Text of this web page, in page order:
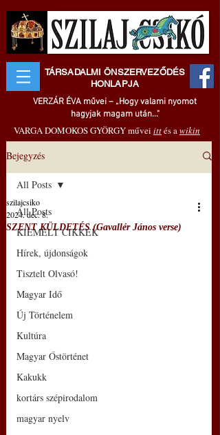
TÁRSADALMI ÖNSZERVEZŐDÉS
HONLAPJA
VERZÁR ÉVA művei – „Hogy valami nyomot
hagyjak magam után..."
VARGA DOMOKOS GYÖRGY művei ittés awikin
Bejegyzés
All Posts
KIEMELT CIKKEK
Hírek, újdonságok
Tisztelt Olvasó!
Magyar Idő
Új Történelem
Kultúra
Magyar Őstörténet
Kakukk
kortárs szépirodalom
magyar nyelv
All Posts
SZENT KÜLDETÉS (Gavallér János verse)
szilajcsiko
2024. dec. 8.